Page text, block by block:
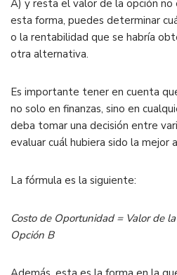
A) y resta el valor de la opción no
esta forma, puedes determinar
o la rentabilidad que se habría
otra alternativa.
Es importante tener en cuenta
no solo en finanzas, sino en
deba tomar una decisión entre
evaluar cuál hubiera sido la mejor
La fórmula es la siguiente:
Costo de Oportunidad = Valor de
Opción B